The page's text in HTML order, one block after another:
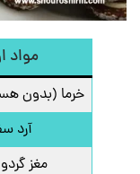
مواد
خرما (بدون
آرد
مغز